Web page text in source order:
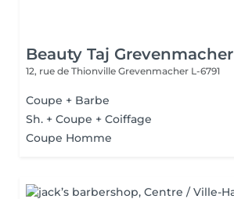
Beauty Taj Grevenmacher
12, rue de Thionville Grevenmacher L-6791
Coupe + Barbe
Sh. + Coupe + Coiffage
Coupe Homme